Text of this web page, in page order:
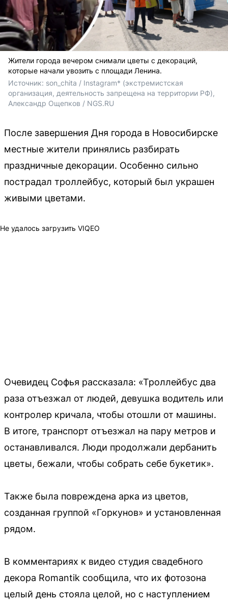
Жители города вечером снимали цветы с декораций,
которые начали увозить с площади Ленина.
Источник: son_chita / Instagram* (экстремистская
организация, деятельность запрещена на территории РФ),
Александр Ощепков / NGS.RU
После завершения Дня города в Новосибирске
местные жители принялись разбирать
праздничные декорации. Особенно сильно
пострадал троллейбус, который был украшен
живыми цветами.
Не удалось загрузить VIQEO
Очевидец Софья рассказала: «Троллейбус два
раза отъезжал от людей, девушка водитель или
контролер кричала, чтобы отошли от машины.
В итоге, транспорт отъезжал на пару метров и
останавливался. Люди продолжали дербанить
цветы, бежали, чтобы собрать себе букетик».
Также была повреждена арка из цветов,
созданная группой «Горкунов» и установленная
рядом.
В комментариях к видео студия свадебного
декора Romantik сообщила, что их фотозона
целый день стояла целой, но с наступлением